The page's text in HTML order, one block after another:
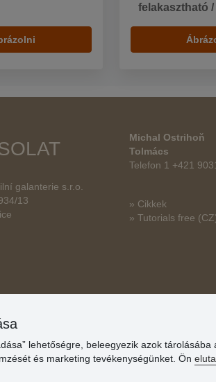
felakasztható
galanterie s.r.o.
13
Michal Ostrihoň
Tolmács
Telefon 1 +421
» Cikkek
» Tutorials free
lehetőségre, beleegyezik azok
és marketing tevékenységünket. Ön